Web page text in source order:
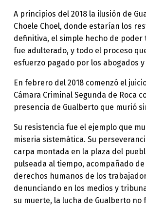
A principios del 2018 la ilusión de
Choele Choel, donde estarían los
definitiva, el simple hecho de poder
fue adulterado, y todo el proceso
esfuerzo pagado por los abogados
En febrero del 2018 comenzó el
Cámara Criminal Segunda de Roca
presencia de Gualberto que murió
Su resistencia fue el ejemplo que
miseria sistemática. Su
carpa montada en la plaza del
pulseada al tiempo, acompañado
derechos humanos de los
denunciando en los medios y
su muerte, la lucha de Gualberto no